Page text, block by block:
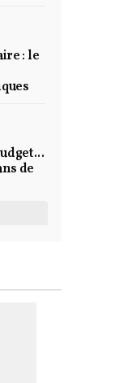
: le
de